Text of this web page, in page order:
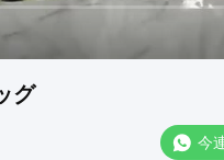
グ
今